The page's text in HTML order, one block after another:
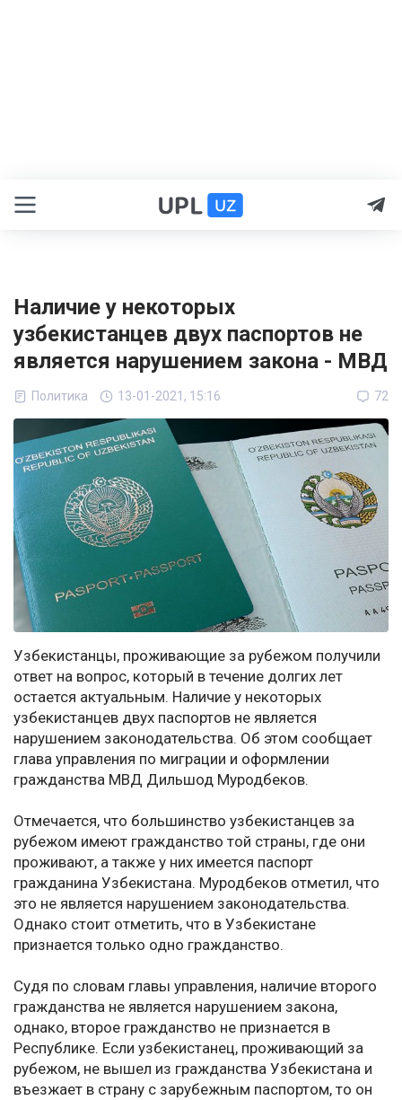
Наличие у некоторых
узбекистанцев двух паспортов не
является нарушением закона - МВД
Политика 13-01-2021, 15:16 72
Узбекистанцы, проживающие за рубежом получили
ответ на вопрос, который в течение долгих лет
остается актуальным. Наличие у некоторых
узбекистанцев двух паспортов не является
нарушением законодательства. Об этом сообщает
глава управления по миграции и оформлении
гражданства МВД Дильшод Муродбеков.
Отмечается, что большинство узбекистанцев за
рубежом имеют гражданство той страны, где они
проживают, а также у них имеется паспорт
гражданина Узбекистана. Муродбеков отметил, что
это не является нарушением законодательства.
Однако стоит отметить, что в Узбекистане
признается только одно гражданство.
Судя по словам главы управления, наличие второго
гражданства не является нарушением закона,
однако, второе гражданство не признается в
Республике. Если узбекистанец, проживающий за
рубежом, не вышел из гражданства Узбекистана и
въезжает в страну с зарубежным паспортом, то он